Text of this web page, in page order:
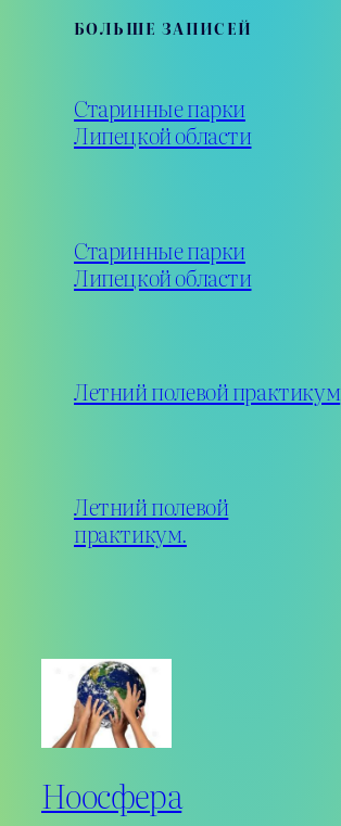
БОЛЬШЕ ЗАПИСЕЙ
Старинные парки
Липецкой области
Старинные парки
Липецкой области
Летний полевой практикум
Летний полевой
практикум.
Ноосфера